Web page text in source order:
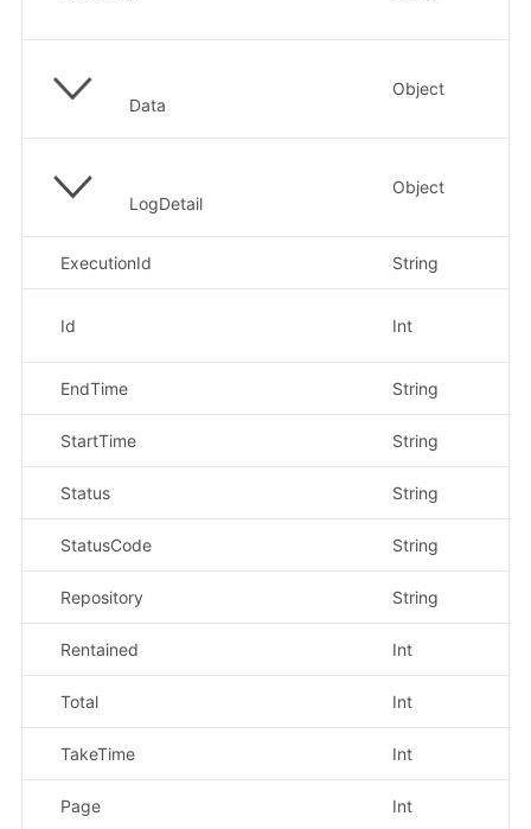
Data
Object
LogDetail
Object
ExecutionId String
Id Int
EndTime String
StartTime String
Status String
StatusCode String
Repository String
Rentained Int
Total Int
TakeTime Int
Page Int